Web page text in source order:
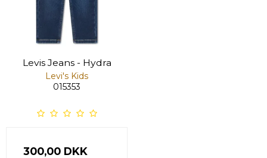
Levis Jeans - Hydra
Levi's Kids
015353
300,00 DKK